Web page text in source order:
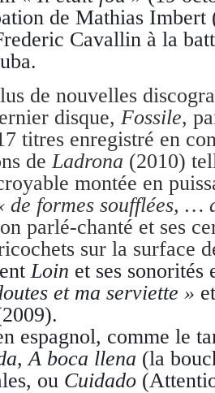
de Mathias Imbert
Cavallin à la
de nouvelles
disque, Fossile,
titres enregistré en
de Ladrona (2010)
montée en
de formes soufflées, …
parlé-chanté et ses
sur la surface
Loin et ses sonorités
et ma serviette »
espagnol, comme le
, A boca llena (la
ou Cuidado